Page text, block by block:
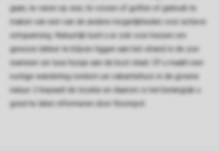
gaan, te varen op zee, te vissen of golfen of gebruik te
maken van een van de andere mogelijkheden voor actieve
ontspanning. Natuurlijk kunt u er ook voor kiezen om
gewoon lekker te blijven liggen aan het strand in de zon
wanneer uw luxe huisje aan de kust staat. Of u maakt een
rustige wandeling rondom uw vakantiehuis in de groene
natuur. U bepaalt de locatie en daarom is het belangrijk u
goed te laten informeren door Roompot.